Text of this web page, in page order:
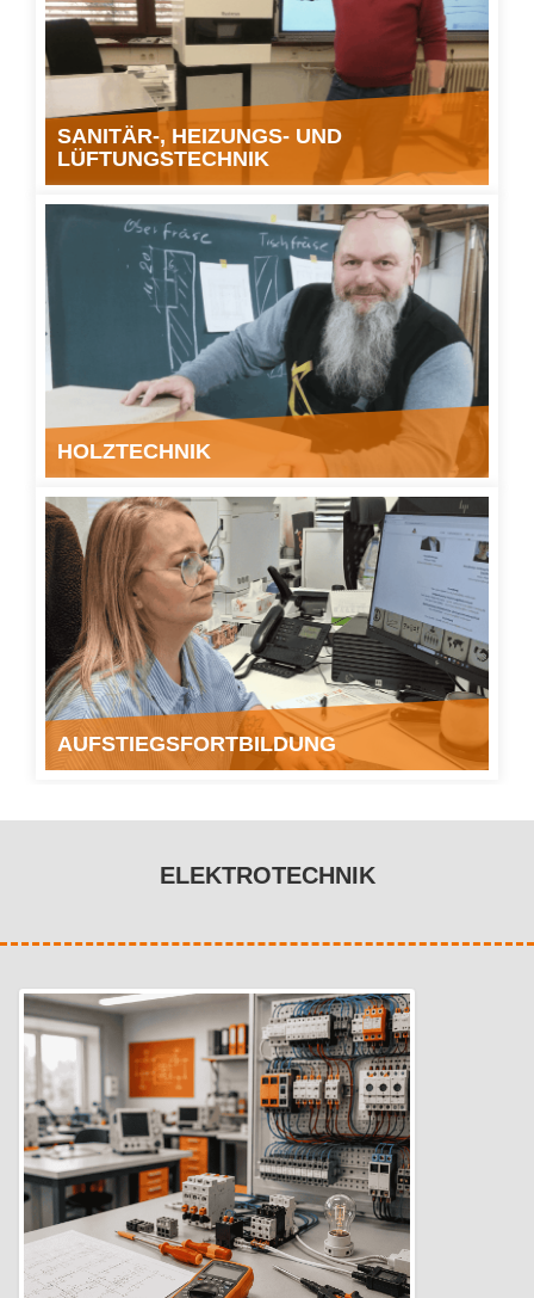
" class="img-responsive">
SANITÄR-, HEIZUNGS- UND
LÜFTUNGSTECHNIK
" class="img-responsive">
HOLZTECHNIK
AUFSTIEGSFORTBILDUNG
ELEKTROTECHNIK